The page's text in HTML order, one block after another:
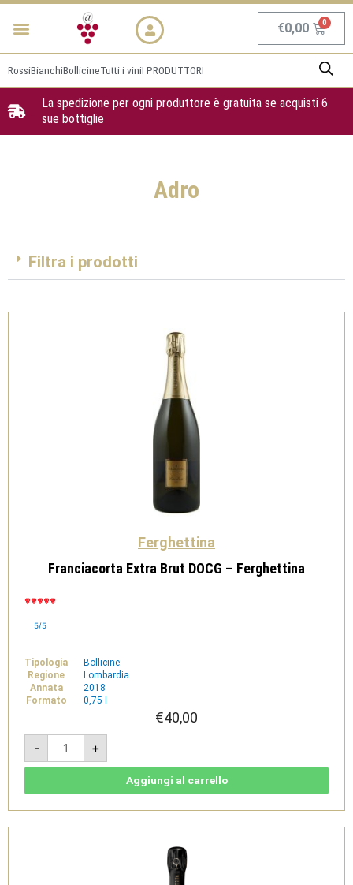
Vai
Menu €0,00
RossiBianchiBollicineTutti i viniI PRODUTTORI
La spedizione per ogni produttore è gratuita se acquisti 6
sue bottiglie
Adro
Filtra i prodotti
Ferghettina
Franciacorta Extra Brut DOCG – Ferghettina
5/5
Tipologia
Bollicine
Regione
Lombardia
Annata
2018
Formato
0,75 l
€40,00
-
Franciacorta
Extra
Brut
DOCG
+
Aggiungi al carrello